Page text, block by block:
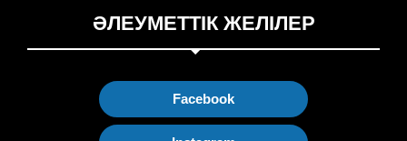
ӘЛЕУМЕТТІК ЖЕЛІЛЕР
Facebook